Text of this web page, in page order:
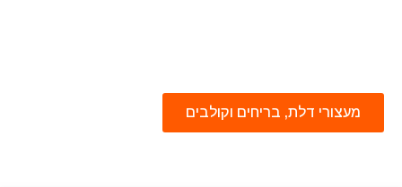
מעצורי דלת, בריחים וקולבים